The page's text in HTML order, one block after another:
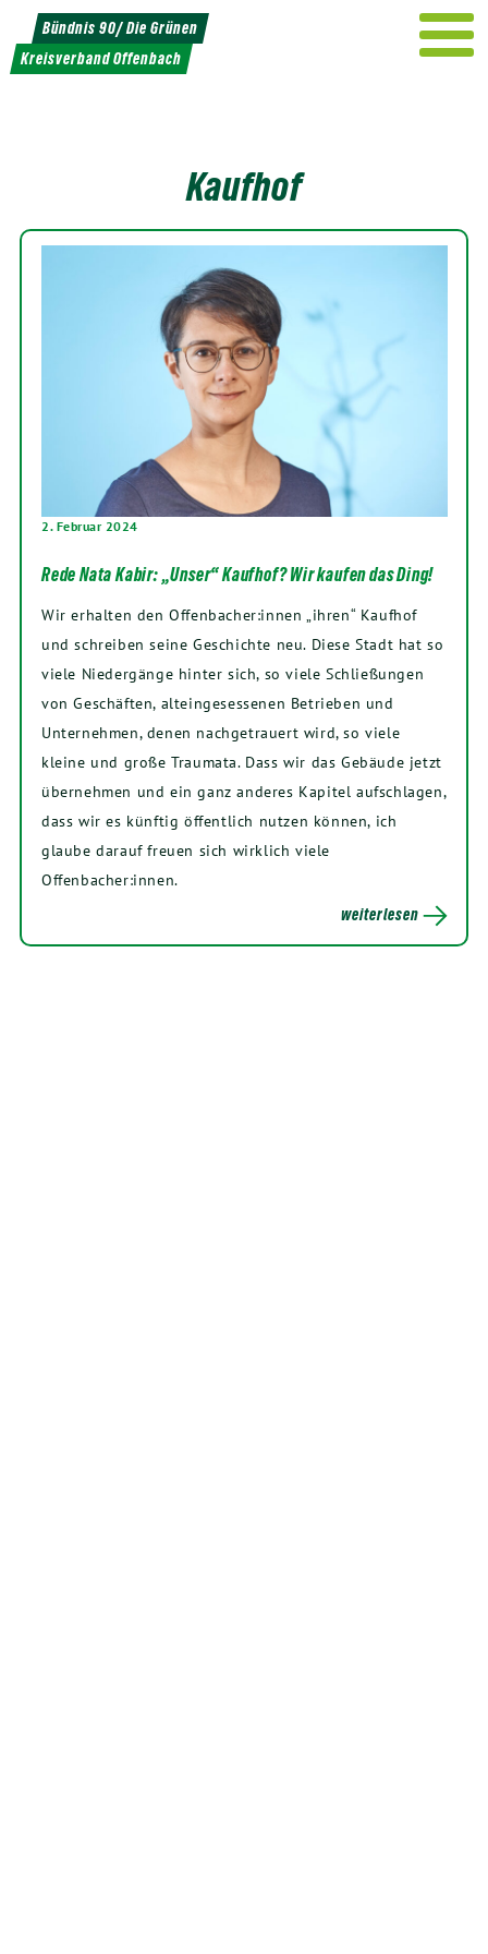
Weiter
zum
Inhalt
Bündnis 90/ Die Grünen
Kreisverband Offenbach
Kaufhof
2. Februar 2024
Rede Nata Kabir: „Unser“ Kaufhof? Wir kaufen das Ding!
Wir erhalten den Offenbacher:innen „ihren“ Kaufhof
und schreiben seine Geschichte neu. Diese Stadt hat so
viele Niedergänge hinter sich, so viele Schließungen
von Geschäften, alteingesessenen Betrieben und
Unternehmen, denen nachgetrauert wird, so viele
kleine und große Traumata. Dass wir das Gebäude jetzt
übernehmen und ein ganz anderes Kapitel aufschlagen,
dass wir es künftig öffentlich nutzen können, ich
glaube darauf freuen sich wirklich viele
Offenbacher:innen.
weiterlesen